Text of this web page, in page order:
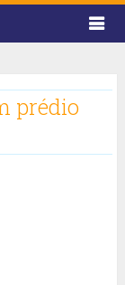
prédio